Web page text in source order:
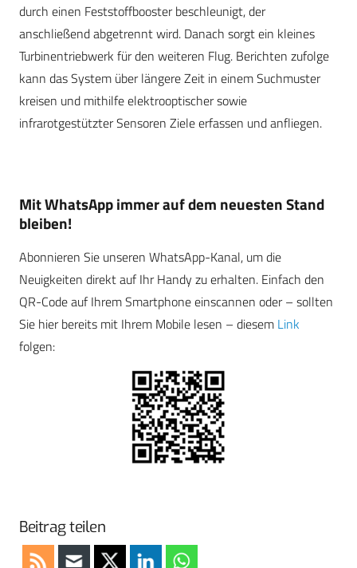
durch einen Feststoffbooster beschleunigt, der
anschließend abgetrennt wird. Danach sorgt ein kleines
Turbinentriebwerk für den weiteren Flug. Berichten zufolge
kann das System über längere Zeit in einem Suchmuster
kreisen und mithilfe elektrooptischer sowie
infrarotgestützter Sensoren Ziele erfassen und anfliegen.
Mit WhatsApp immer auf dem neuesten Stand
bleiben!
Abonnieren Sie unseren WhatsApp-Kanal, um die
Neuigkeiten direkt auf Ihr Handy zu erhalten. Einfach den
QR-Code auf Ihrem Smartphone einscannen oder – sollten
Sie hier bereits mit Ihrem Mobile lesen – diesem Link
folgen:
Beitrag teilen